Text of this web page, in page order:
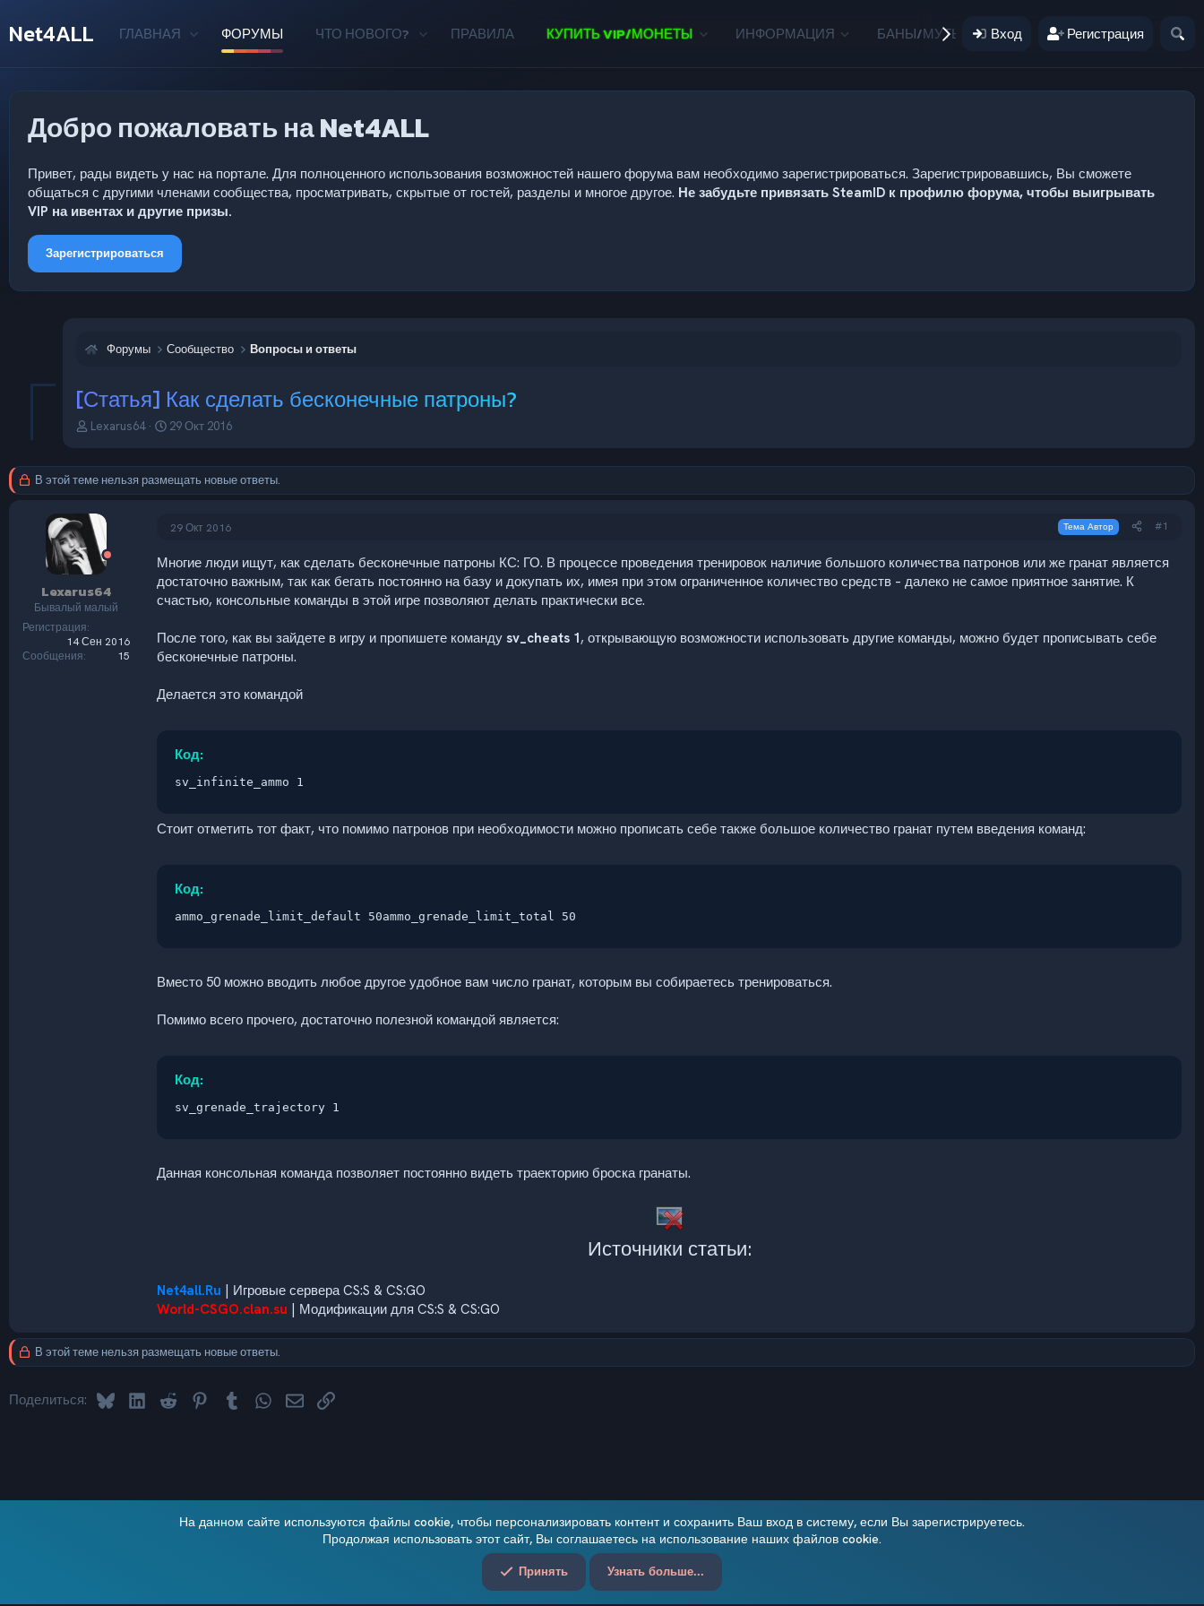
Net4ALL ГЛАВНАЯ ФОРУМЫ ЧТО НОВОГО? ПРАВИЛА КУПИТЬ VIP/МОНЕТЫ ИНФОРМАЦИЯ БАНЫ/МУТЫ ПОЖЕРТВОВАНИЯ
Вход Регистрация
Добро пожаловать на Net4ALL
Привет, рады видеть у нас на портале. Для полноценного использования возможностей нашего форума вам необходимо зарегистрироваться. Зарегистрировавшись, Вы сможете
общаться с другими членами сообщества, просматривать, скрытые от гостей, разделы и многое другое. Не забудьте привязать SteamID к профилю форума, чтобы выигрывать
VIP на ивентах и другие призы.
Зарегистрироваться
Форумы Сообщество Вопросы и ответы
[Статья] Как сделать бесконечные патроны?
А
е
м
Lexarus64
Д
ч
а
29 Окт 2016
В этой теме нельзя размещать новые ответы.
Lexarus64
Бывалый малый
Регистрация
14 Сен 2016
Сообщения
15
29 Окт 2016 Тема Автор #1
Многие люди ищут, как сделать бесконечные патроны КС: ГО. В процессе проведения тренировок наличие большого количества патронов или же гранат является
достаточно важным, так как бегать постоянно на базу и докупать их, имея при этом ограниченное количество средств – далеко не самое приятное занятие. К
счастью, консольные команды в этой игре позволяют делать практически все.
После того, как вы зайдете в игру и пропишете команду sv_cheats 1, открывающую возможности использовать другие команды, можно будет прописывать себе
бесконечные патроны.
Делается это командой
Код:
sv_infinite_ammo 1
Стоит отметить тот факт, что помимо патронов при необходимости можно прописать себе также большое количество гранат путем введения команд:
Код:
ammo_grenade_limit_default 50ammo_grenade_limit_total 50
Вместо 50 можно вводить любое другое удобное вам число гранат, которым вы собираетесь тренироваться.
Помимо всего прочего, достаточно полезной командой является:
Код:
sv_grenade_trajectory 1
Данная консольная команда позволяет постоянно видеть траекторию броска гранаты.
Источники статьи:
Net4all.Ru | Игровые сервера CS:S & CS:GO
World-CSGO.clan.su | Модификации для CS:S & CS:GO
В этой теме нельзя размещать новые ответы.
Поделиться: BlueskyLinkedInReddit PinterestTumblrWhatsAppЭлектронная почта
Ссылка
Обратная связь Условия и правила
На данном сайте используются файлы cookie, чтобы персонализировать контент и сохранить Ваш вход в систему, если Вы зарегистрируетесь.
Продолжая использовать этот сайт, Вы соглашаетесь на использование наших файлов cookie.
Принять Узнать больше...